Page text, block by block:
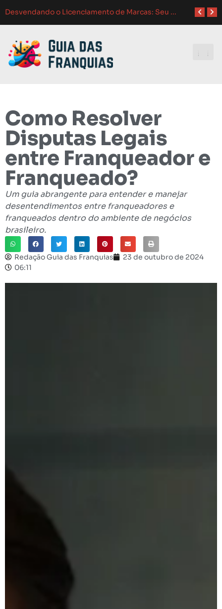
Como Adaptar Estratégias Atendimento ao Cliente em Franquias: O Guia Completo para o SucessoMelhores Ferramentas de Gerenciamento para Franquias em 2024: Guia Completo
Como Franquias se Adaptam a Mudanças de Mercado: Guia Completo
Como Resolver
Disputas Legais
entre Franqueador e
Franqueado?
Um guia abrangente para entender e manejar
desentendimentos entre franqueadores e
franqueados dentro do ambiente de negócios
brasileiro.
Redação Guia das Franquias
23 de outubro de 2024
06:11